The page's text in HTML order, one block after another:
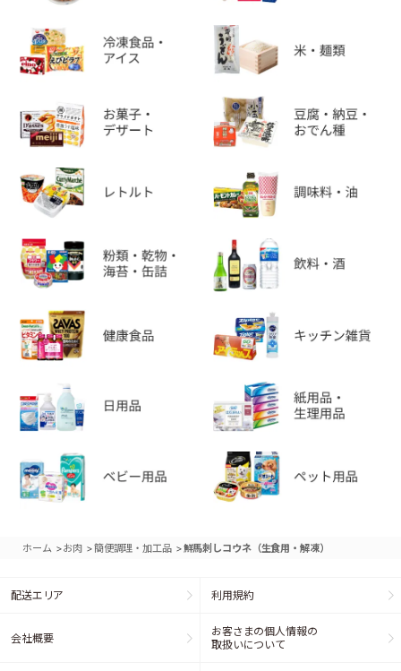
ホーム >お肉 >簡便調理・加工品 >鮮馬刺しコウネ（生食用・解凍）
配送エリア 利用規約
会社概要
お客さまの個人情報の
取扱いについて